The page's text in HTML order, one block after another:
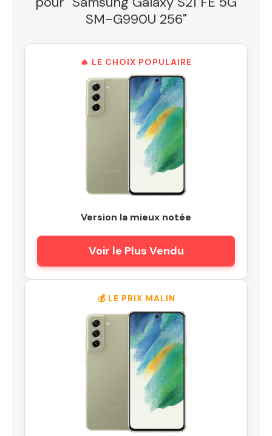
SM-G990U 256"
🔥 LE CHOIX POPULAIRE
Version la mieux notée
Voir le Plus Vendu
💰 LE PRIX MALIN